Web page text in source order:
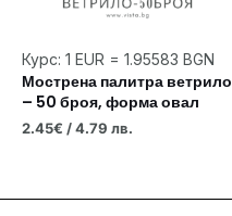
Курс: 1 EUR = 1.95583 BGN
Мострена палитра ветрило
– 50 броя, форма овал
2.45€ / 4.79 лв.